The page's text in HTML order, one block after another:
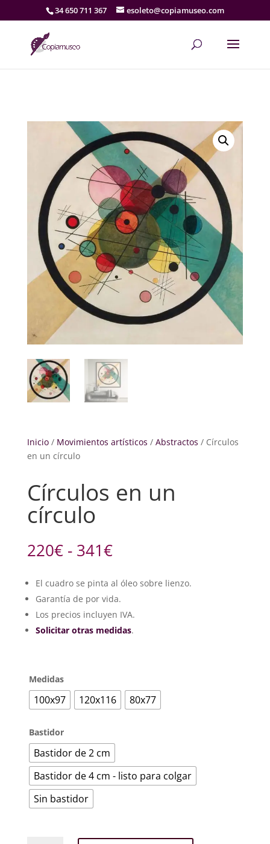
34 650 711 367 esoleto@copiamuseo.com
Inicio/ Movimientos artísticos / Abstractos / Círculos
en un círculo
Círculos en un
círculo
220€ - 341€Rango
de
precios:
desde
220€
hasta
341€
El cuadro se pinta al óleo sobre lienzo.
Garantía de por vida.
Los precios incluyen IVA.
Solicitar otras medidas.
Medidas
100x97 120x116 80x77
Bastidor
Bastidor de 2 cm
Bastidor de 4 cm - listo para colgar
Sin bastidor